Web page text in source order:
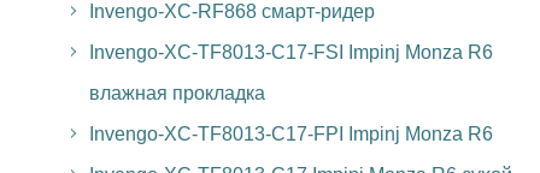
Invengo-XC-RF868 смарт-ридер
Invengo-XC-TF8013-C17-FSI Impinj Monza R6
влажная прокладка
Invengo-XC-TF8013-C17-FPI Impinj Monza R6